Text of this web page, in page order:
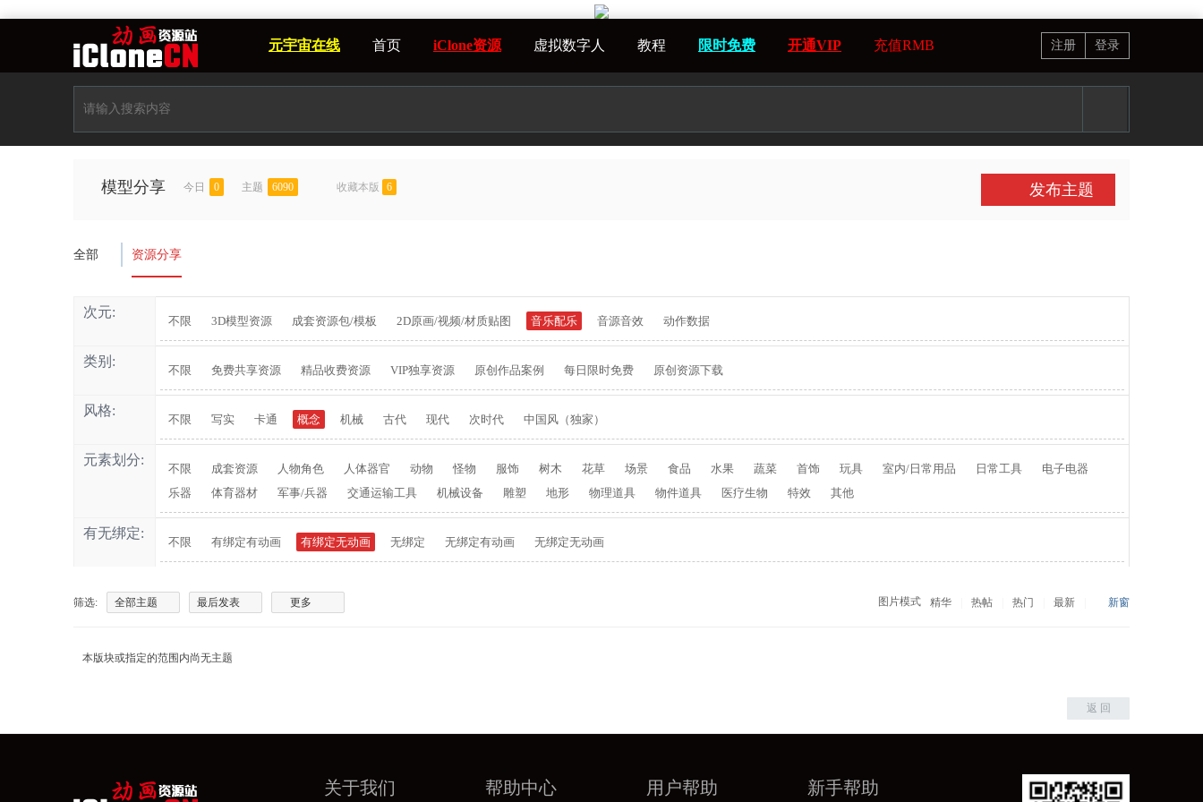
元宇宙在线 首页 iClone资源 虚拟数字人 教程 限时免费 开通VIP 充值RMB 注册 登录
模型分享 今日 0 主题 6090 收藏本版 6 发布主题
全部 资源分享
次元:
不限 3D模型资源 成套资源包/模板 2D原画/视频/材质贴图 音乐配乐 音源音效 动作数据
类别:
不限 免费共享资源 精品收费资源 VIP独享资源 原创作品案例 每日限时免费 原创资源下载
风格:
不限 写实 卡通 概念 机械 古代 现代 次时代 中国风（独家）
元素划分:
不限 成套资源 人物角色 人体器官 动物 怪物 服饰 树木 花草 场景 食品 水果 蔬菜 首饰 玩具 室内/日常用品 日常工具
电子电器
乐器
体育器材 军事/兵器 交通运输工具 机械设备 雕塑 地形 物理道具 物件道具 医疗生物 特效 其他
有无绑定:
不限 有绑定有动画 有绑定无动画 无绑定 无绑定有动画 无绑定无动画
筛选: 全部主题 最后发表 更多 新窗
最新
热门
热帖
精华
图片模式
本版块或指定的范围内尚无主题
返 回
关于我们 帮助中心 用户帮助 新手帮助